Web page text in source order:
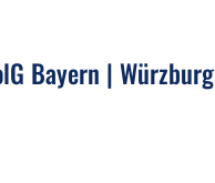
Bayern | Würzburg